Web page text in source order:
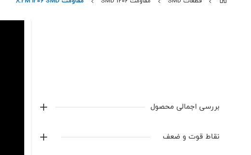
بررسی اجمالی محصول
نقاط قوت و ضعف